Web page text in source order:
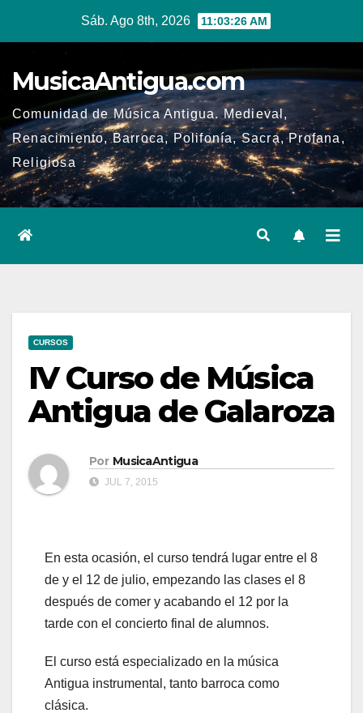
Sáb. Ago 8th, 2026 11:03:26 AM
MusicaAntigua.com
Comunidad de Música Antigua. Medieval,
Renacimiento, Barroca, Polifonía, Sacra, Profana,
Religiosa
CURSOS
IV Curso de Música
Antigua de Galaroza
Por MusicaAntigua
JUL 7, 2015
En esta ocasión, el curso tendrá lugar entre el 8
de y el 12 de julio, empezando las clases el 8
después de comer y acabando el 12 por la
tarde con el concierto final de alumnos.
El curso está especializado en la música
Antigua instrumental, tanto barroca como
clásica.